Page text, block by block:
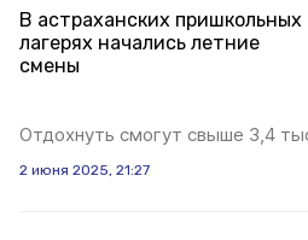
В астраханских пришкольных
лагерях начались летние
смены
Отдохнуть смогут свыше 3,4
2 июня 2025, 21:27